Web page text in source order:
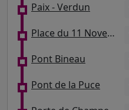
Paix - Verdun
Place du 11 Novembre
Pont Bineau
Pont de la Puce